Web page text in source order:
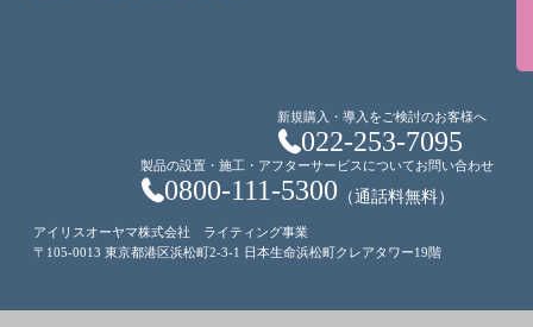
新規購入・導入をご検討のお客様へ
022-253-7095
製品の設置・施工・アフターサービスについてお問い合わせ
0800-111-5300 （通話料無料）
アイリスオーヤマ株式会社 ライティング事業
〒105-0013 東京都港区浜松町2-3-1 日本生命浜松町クレアタワー19階